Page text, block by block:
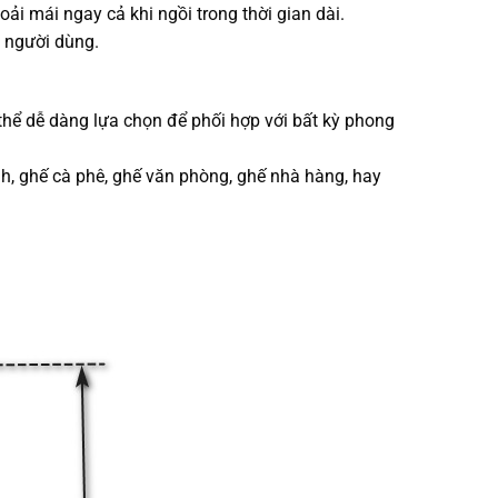
mái ngay cả khi ngồi trong thời gian dài.
dùng.
dễ dàng lựa chọn để phối hợp với bất kỳ phong
cà phê, ghế văn phòng, ghế nhà hàng, hay